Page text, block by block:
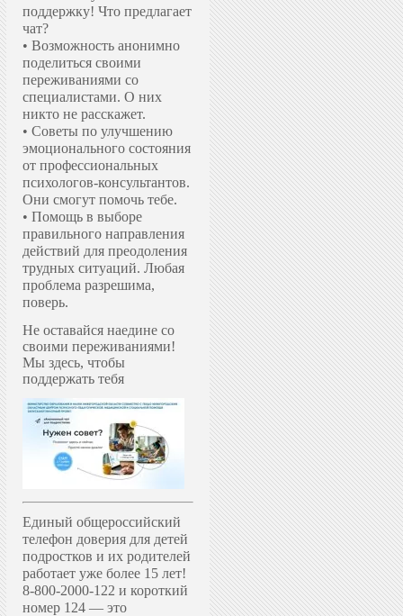
поддержку! Что предлагает
чат?
• Возможность анонимно
поделиться своими
переживаниями со
специалистами. О них
никто не расскажет.
• Советы по улучшению
эмоционального состояния
от профессиональных
психологов-консультантов.
Они смогут помочь тебе.
• Помощь в выборе
правильного направления
действий для преодоления
трудных ситуаций. Любая
проблема разрешима,
поверь.
Не оставайся наедине со
своими переживаниями!
Мы здесь, чтобы
поддержать тебя
Единый общероссийский
телефон доверия для детей
подростков и их родителей
работает уже более 15 лет!
8-800-2000-122 и короткий
номер 124 — это